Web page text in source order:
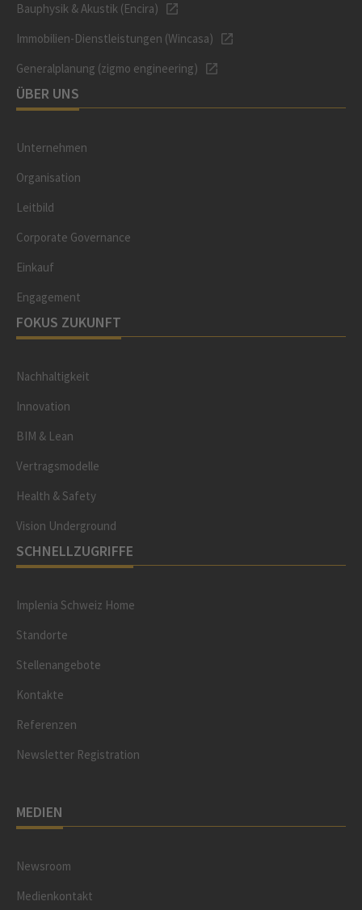
Bauphysik & Akustik (Encira)
Immobilien-Dienstleistungen (Wincasa)
Generalplanung (zigmo engineering)
ÜBER UNS
Unternehmen
Organisation
Leitbild
Corporate Governance
Einkauf
Engagement
FOKUS ZUKUNFT
Nachhaltigkeit
Innovation
BIM & Lean
Vertragsmodelle
Health & Safety
Vision Underground
SCHNELLZUGRIFFE
Implenia Schweiz Home
Standorte
Stellenangebote
Kontakte
Referenzen
Newsletter Registration
MEDIEN
Newsroom
Medienkontakt